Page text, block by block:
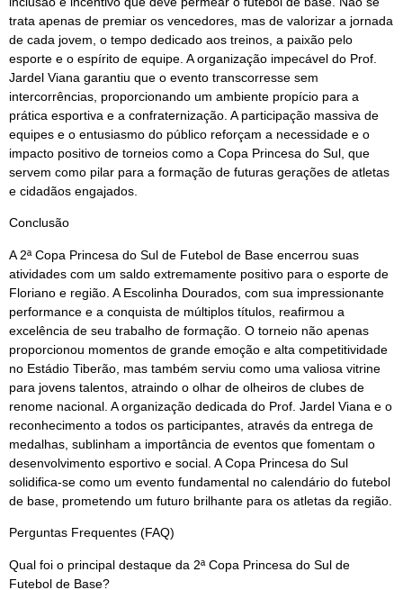
trata apenas de premiar os vencedores, mas de valorizar a jornada
de cada jovem, o tempo dedicado aos treinos, a paixão pelo
esporte e o espírito de equipe. A organização impecável do Prof.
Jardel Viana garantiu que o evento transcorresse sem
intercorrências, proporcionando um ambiente propício para a
prática esportiva e a confraternização. A participação massiva de
equipes e o entusiasmo do público reforçam a necessidade e o
impacto positivo de torneios como a Copa Princesa do Sul, que
servem como pilar para a formação de futuras gerações de atletas
e cidadãos engajados.
Conclusão
A 2ª Copa Princesa do Sul de Futebol de Base encerrou suas
atividades com um saldo extremamente positivo para o esporte de
Floriano e região. A Escolinha Dourados, com sua impressionante
performance e a conquista de múltiplos títulos, reafirmou a
excelência de seu trabalho de formação. O torneio não apenas
proporcionou momentos de grande emoção e alta competitividade
no Estádio Tiberão, mas também serviu como uma valiosa vitrine
para jovens talentos, atraindo o olhar de olheiros de clubes de
renome nacional. A organização dedicada do Prof. Jardel Viana e o
reconhecimento a todos os participantes, através da entrega de
medalhas, sublinham a importância de eventos que fomentam o
desenvolvimento esportivo e social. A Copa Princesa do Sul
solidifica-se como um evento fundamental no calendário do futebol
de base, prometendo um futuro brilhante para os atletas da região.
Perguntas Frequentes (FAQ)
Qual foi o principal destaque da 2ª Copa Princesa do Sul de
Futebol de Base?